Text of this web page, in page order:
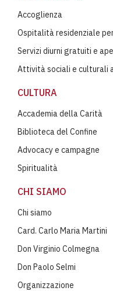
Accoglienza
Ospitalità residenziale
Servizi diurni gratuiti e
Attività sociali e culturali
CULTURA
Accademia della Carità
Biblioteca del Confine
Advocacy e campagne
Spiritualità
CHI SIAMO
Chi siamo
Card. Carlo Maria Martini
Don Virginio Colmegna
Don Paolo Selmi
Organizzazione